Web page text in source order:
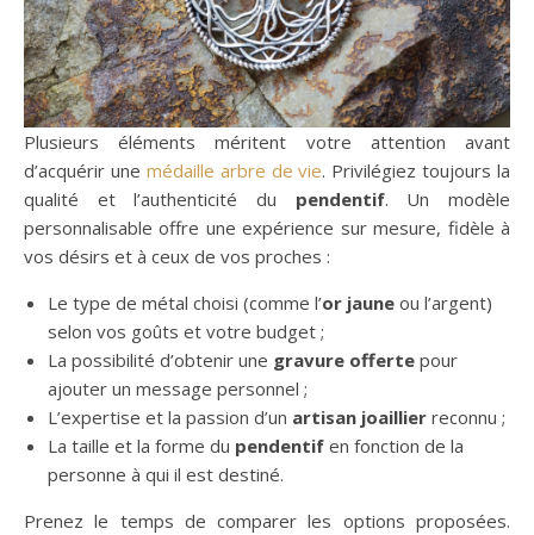
Plusieurs éléments méritent votre attention avant
d’acquérir une médaille arbre de vie. Privilégiez toujours la
qualité et l’authenticité du pendentif. Un modèle
personnalisable offre une expérience sur mesure, fidèle à
vos désirs et à ceux de vos proches :
Le type de métal choisi (comme l’or jaune ou l’argent)
selon vos goûts et votre budget ;
La possibilité d’obtenir une gravure offerte pour
ajouter un message personnel ;
L’expertise et la passion d’un artisan joaillier reconnu ;
La taille et la forme du pendentif en fonction de la
personne à qui il est destiné.
Prenez le temps de comparer les options proposées.